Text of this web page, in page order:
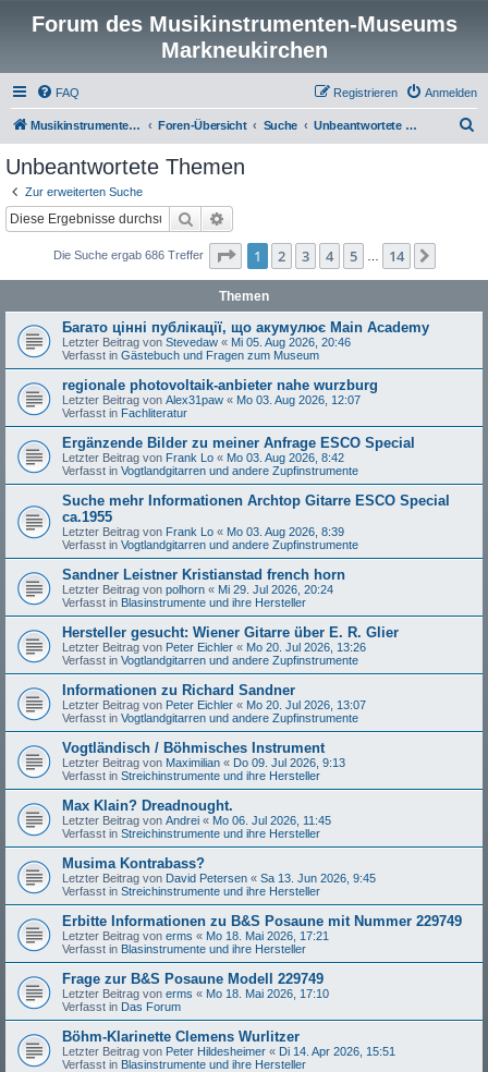
Forum des Musikinstrumenten-Museums
Markneukirchen
FAQ Anmelden
Registrieren
Musikinstrumenten-Museum Foren-Übersicht Suche Unbeantwortete Themen
Unbeantwortete Themen
Zur erweiterten Suche
Suche
Die Suche ergab 686 Treffer Seite 1von 14
1 2 3 4 5 14
Themen
Багато цінні публікації, що акумулює Main Academy
Letzter Beitrag von Stevedaw « Mi 05. Aug 2026, 20:46
Verfasst in Gästebuch und Fragen zum Museum
regionale photovoltaik-anbieter nahe wurzburg
Letzter Beitrag von Alex31paw « Mo 03. Aug 2026, 12:07
Verfasst in Fachliteratur
Ergänzende Bilder zu meiner Anfrage ESCO Special
Letzter Beitrag von Frank Lo « Mo 03. Aug 2026, 8:42
Verfasst in Vogtlandgitarren und andere Zupfinstrumente
Suche mehr Informationen Archtop Gitarre ESCO Special
ca.1955
Letzter Beitrag von Frank Lo « Mo 03. Aug 2026, 8:39
Verfasst in Vogtlandgitarren und andere Zupfinstrumente
Sandner Leistner Kristianstad french horn
Letzter Beitrag von polhorn « Mi 29. Jul 2026, 20:24
Verfasst in Blasinstrumente und ihre Hersteller
Hersteller gesucht: Wiener Gitarre über E. R. Glier
Letzter Beitrag von Peter Eichler « Mo 20. Jul 2026, 13:26
Verfasst in Vogtlandgitarren und andere Zupfinstrumente
Informationen zu Richard Sandner
Letzter Beitrag von Peter Eichler « Mo 20. Jul 2026, 13:07
Verfasst in Vogtlandgitarren und andere Zupfinstrumente
Vogtländisch / Böhmisches Instrument
Letzter Beitrag von Maximilian « Do 09. Jul 2026, 9:13
Verfasst in Streichinstrumente und ihre Hersteller
Max Klain? Dreadnought.
Letzter Beitrag von Andrei « Mo 06. Jul 2026, 11:45
Verfasst in Streichinstrumente und ihre Hersteller
Musima Kontrabass?
Letzter Beitrag von David Petersen « Sa 13. Jun 2026, 9:45
Verfasst in Streichinstrumente und ihre Hersteller
Erbitte Informationen zu B&S Posaune mit Nummer 229749
Letzter Beitrag von erms « Mo 18. Mai 2026, 17:21
Verfasst in Blasinstrumente und ihre Hersteller
Frage zur B&S Posaune Modell 229749
Letzter Beitrag von erms « Mo 18. Mai 2026, 17:10
Verfasst in Das Forum
Böhm-Klarinette Clemens Wurlitzer
Letzter Beitrag von Peter Hildesheimer « Di 14. Apr 2026, 15:51
Verfasst in Blasinstrumente und ihre Hersteller